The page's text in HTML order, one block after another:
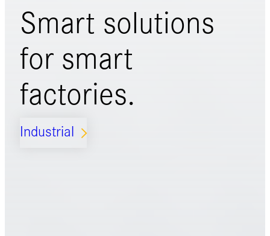
Smart solutions
for smart
factories.
Industrial ARROW_FORWARD_IOS